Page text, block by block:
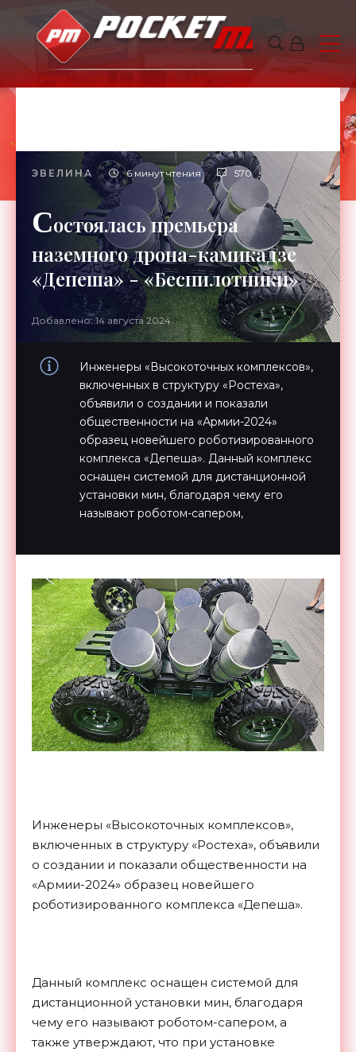
ЭВЕЛИНА 6 минут чтения 570
Состоялась премьера
наземного дрона-камикадзе
«Депеша» - «Беспилотники»
Добавлено: 14 августа 2024
Инженеры «Высокоточных комплексов»,
включенных в структуру «Ростеха»,
объявили о создании и показали
общественности на «Армии-2024»
образец новейшего роботизированного
комплекса «Депеша». Данный комплекс
оснащен системой для дистанционной
установки мин, благодаря чему его
называют роботом-сапером,
Инженеры «Высокоточных комплексов»,
включенных в структуру «Ростеха», объявили
о создании и показали общественности на
«Армии-2024» образец новейшего
роботизированного комплекса «Депеша».
Данный комплекс оснащен системой для
дистанционной установки мин, благодаря
чему его называют роботом-сапером, а
также утверждают, что при установке